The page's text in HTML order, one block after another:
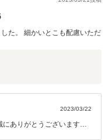
た。 細かいとこも配慮いただ
2023/03/22
ありがとうございます。